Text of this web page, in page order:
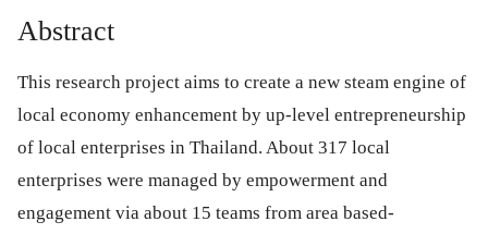
Abstract
This research project aims to create a new steam engine of
local economy enhancement by up-level entrepreneurship
of local enterprises in Thailand. About 317 local
enterprises were managed by empowerment and
engagement via about 15 teams from area based-